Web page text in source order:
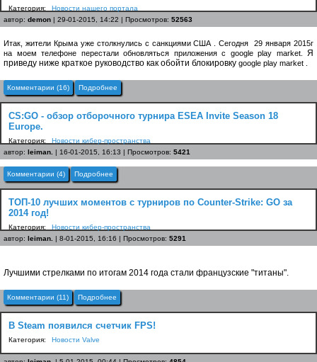
Категория:
Новости нашего портала
автор: demon | 29-01-2015, 14:22 | Просмотров: 52563
Итак, жители Крыма уже столкнулись с санкциями США . Сегодня 29 января 2015г
на моем телефоне перестали обновляться приложения с google play market. Я
приведу ниже краткое руководство как обойти блокировку google play market
Комментарии (16) Подробнее
CS:GO - обзор отборочного турнира ESEA Invite Season 18
Europe.
Категория:
Новости кибер-пространства
автор: leiman. | 16-01-2015, 16:13 | Просмотров: 5421
Комментарии (4) Подробнее
ТОП-10 лучших моментов с турниров по Counter-Strike: GO за
2014 год!
Категория:
Новости кибер-пространства
автор: leiman. | 8-01-2015, 16:16 | Просмотров: 5291
Лучшими стрелками по итогам 2014 года стали французские "титаны".
Комментарии (11) Подробнее
В Steam появился счетчик FPS!
Категория: Новости Valve